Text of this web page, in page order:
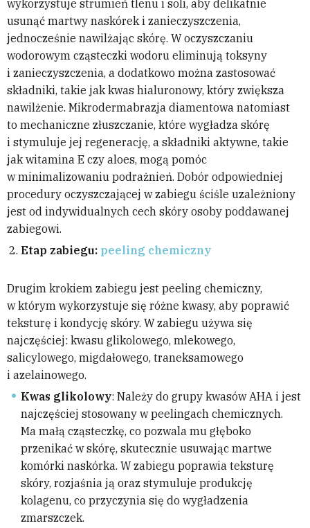
wykorzystuje strumień tlenu i soli, aby delikatnie
usunąć martwy naskórek i zanieczyszczenia,
jednocześnie nawilżając skórę. W oczyszczaniu
wodorowym cząsteczki wodoru eliminują toksyny
i zanieczyszczenia, a dodatkowo można zastosować
składniki, takie jak kwas hialuronowy, który zwiększa
nawilżenie. Mikrodermabrazja diamentowa natomiast
to mechaniczne złuszczanie, które wygładza skórę
i stymuluje jej regenerację, a składniki aktywne, takie
jak witamina E czy aloes, mogą pomóc
w minimalizowaniu podrażnień. Dobór odpowiedniej
procedury oczyszczającej w zabiegu ściśle uzależniony
jest od indywidualnych cech skóry osoby poddawanej
zabiegowi.
Etap zabiegu: peeling chemiczny
Drugim krokiem zabiegu jest peeling chemiczny,
w którym wykorzystuje się różne kwasy, aby poprawić
teksturę i kondycję skóry. W zabiegu używa się
najczęściej: kwasu glikolowego, mlekowego,
salicylowego, migdałowego, traneksamowego
i azelainowego.
Kwas glikolowy: Należy do grupy kwasów AHA i jest
najczęściej stosowany w peelingach chemicznych.
Ma małą cząsteczkę, co pozwala mu głęboko
przenikać w skórę, skutecznie usuwając martwe
komórki naskórka. W zabiegu poprawia teksturę
skóry, rozjaśnia ją oraz stymuluje produkcję
kolagenu, co przyczynia się do wygładzenia
zmarszczek.